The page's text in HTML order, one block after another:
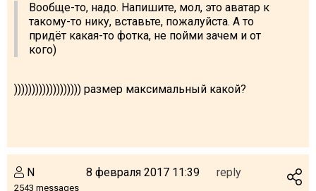
Вообще-то, надо. Напишите, мол, это аватар к
такому-то нику, вставьте, пожалуйста. А то
придёт какая-то фотка, не пойми зачем и от
кого)
))))))))))))))))))) размер максимальный какой?
N
2543 messages
8 февраля 2017 11:39 reply